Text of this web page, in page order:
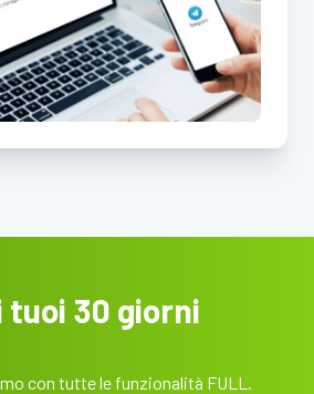
tuoi 30 giorni
con tutte le funzionalità FULL.